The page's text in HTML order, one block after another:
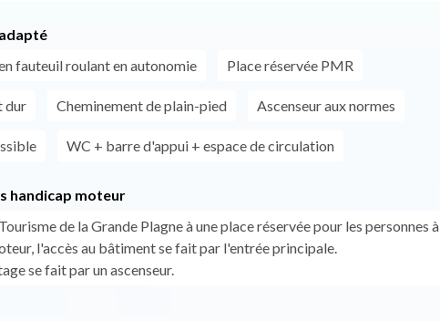
fauteuil roulant en autonomie
Place réservée PMR
dur Cheminement de plain-pied Ascenseur aux normes
WC + barre d'appui + espace de circulation
handicap moteur
de la Grande Plagne à une place réservée pour les personnes à
l'accès au bâtiment se fait par l'entrée principale.
se fait par un ascenseur.